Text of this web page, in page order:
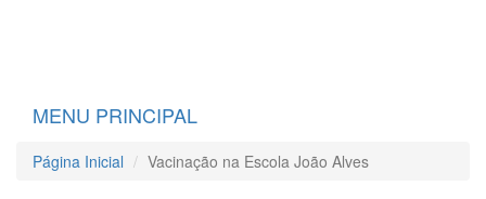
MENU PRINCIPAL
Página Inicial Vacinação na Escola João Alves